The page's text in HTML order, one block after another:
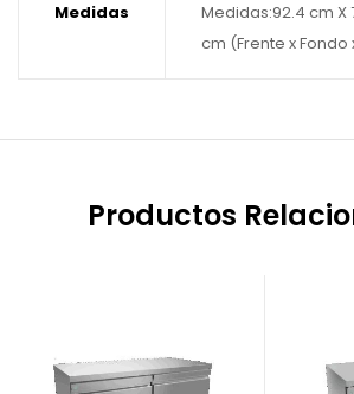
Medidas
Medidas:92.4 cm X
cm (Frente x Fondo
Productos